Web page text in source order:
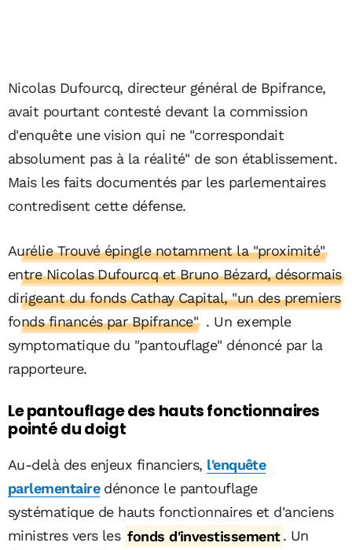
Nicolas Dufourcq, directeur général de Bpifrance,
avait pourtant contesté devant la commission
d'enquête une vision qui ne "correspondait
absolument pas à la réalité" de son établissement.
Mais les faits documentés par les parlementaires
contredisent cette défense.
Aurélie Trouvé épingle notamment la "proximité"
entre Nicolas Dufourcq et Bruno Bézard, désormais
dirigeant du fonds Cathay Capital, "un des premiers
fonds financés par Bpifrance" . Un exemple
symptomatique du "pantouflage" dénoncé par la
rapporteure.
Le pantouflage des hauts fonctionnaires
pointé du doigt
Au-delà des enjeux financiers, l'enquête
parlementairedénonce le pantouflage
systématique de hauts fonctionnaires et d'anciens
ministres vers les fonds d'investissement . Un